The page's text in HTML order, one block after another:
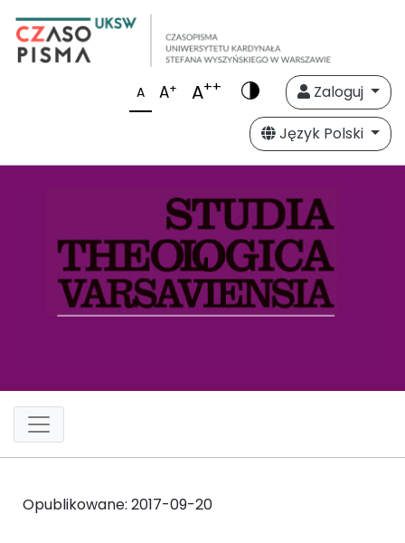
A A+ A++
Zaloguj
Język Polski
Opublikowane: 2017-09-20